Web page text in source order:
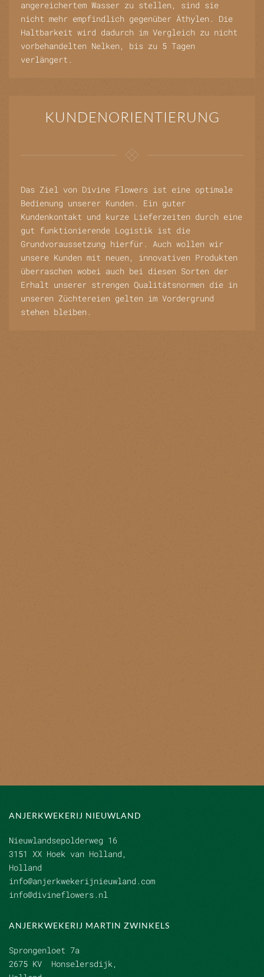
angereichertem Wasser zu stellen, sind sie
nicht mehr empfindlich gegenüber Äthylen. Die
Haltbarkeit wird dadurch im Vergleich zu nicht
vorbehandelten Nelken, bis zu 5 Tagen
verlängert.
KUNDENORIENTIERUNG
Das Ziel von Divine Flowers ist eine optimale
Bedienung unserer Kunden. Ein guter
Kundenkontakt und kurze Lieferzeiten durch eine
gut funktionierende Logistik ist die
Grundvoraussetzung hierfür. Auch wollen wir
unsere Kunden mit neuen, innovativen Produkten
überraschen wobei auch bei diesen Sorten der
Erhalt unserer strengen Qualitätsnormen die in
unseren Züchtereien gelten im Vordergrund
stehen bleiben.
ANJERKWEKERIJ NIEUWLAND
Nieuwlandsepolderweg 16
3151 XX Hoek van Holland,
Holland
info@anjerkwekerijnieuwland.com
info@divineflowers.nl
ANJERKWEKERIJ MARTIN ZWINKELS
Sprongenloet 7a
2675 KV Honselersdijk,